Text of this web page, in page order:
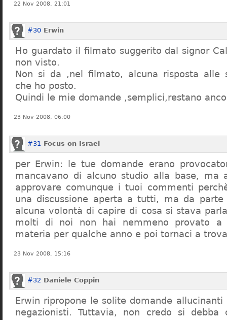
22 Nov 2008, 21:01
#30 Erwin
Ho guardato il filmato suggerito dal signor
non visto.
Non si da ,nel filmato, alcuna risposta alle
che ho posto.
Quindi le mie domande ,semplici,restano
23 Nov 2008, 06:00
#31 Focus on Israel
per Erwin: le tue domande erano
mancavano di alcuno studio alla base, ma
approvare comunque i tuoi commenti
una discussione aperta a tutti, ma da parte
alcuna volontà di capire di cosa si stava
molti di noi non hai nemmeno provato a
materia per qualche anno e poi tornaci a
23 Nov 2008, 15:16
#32 Daniele Coppin
Erwin ripropone le solite domande
negazionisti. Tuttavia, non credo si debba